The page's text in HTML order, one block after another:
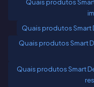
Quais produtos
Quais produtos Smart
Quais produtos Smart
Quais produtos Smart